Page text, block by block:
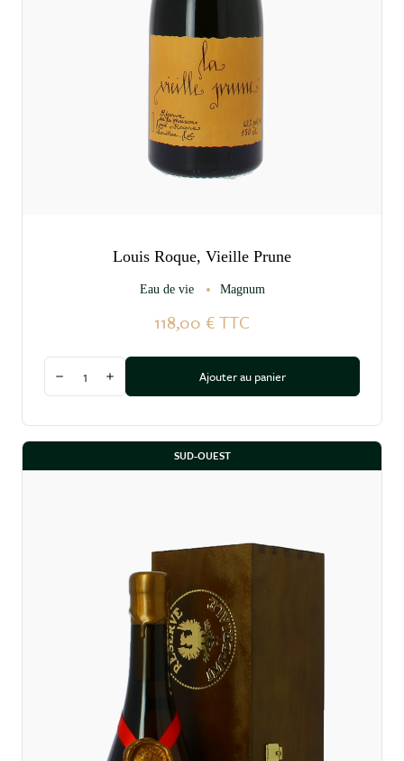
Louis Roque, Vieille Prune
Eau de vie Magnum
118,00 €TTC
Quantité
Diminuer la quantité
Augmenter la quantitéAjouter au panier
SUD-OUEST